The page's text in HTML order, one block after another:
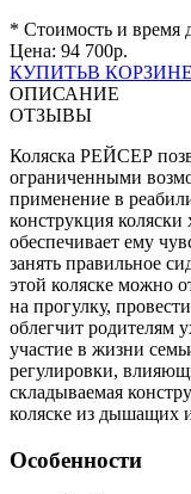
* Стоимость и время
Цена: 94 700р.
КУПИТЬВ КОРЗИНЕ
ОПИСАНИЕ
ОТЗЫВЫ
Коляска РЕЙСЕР
ограниченными
применение в
конструкция коляски
обеспечивает ему
занять правильное
этой коляске можно
на прогулку,
облегчит родителям
участие в жизни
регулировки,
складываемая
коляске из дышащих
Особенности